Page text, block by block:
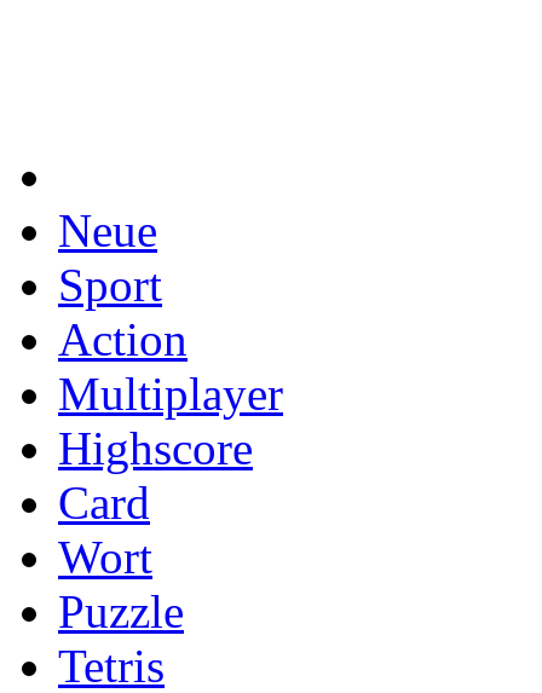
Neue
Sport
Action
Multiplayer
Highscore
Card
Wort
Puzzle
Tetris